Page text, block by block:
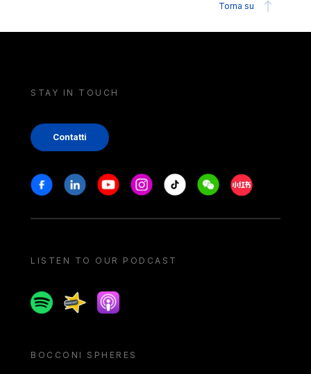
Torna su
STAY IN TOUCH
Contatti
Stay in touch
FacebookLinkedinYoutubeInstagram
Tiktok WeechatXiaohongshu/
LISTEN TO OUR PODCAST
SpotifySpreakerApple podcast
BOCCONI SPHERES